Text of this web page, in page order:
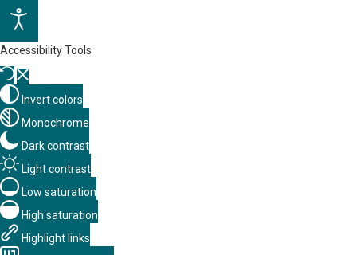
Accessibility Tools
Invert colors
Monochrome
Dark contrast
Light contrast
Low saturation
High saturation
Highlight links